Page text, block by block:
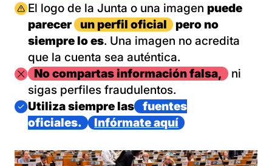
Imagen
El logo de la Junta o una imagen puede
parecer
un perfil oficial
pero no
siempre lo es. Una imagen no acredita
que la cuenta sea auténtica.
ImagenNo compartas información falsa,
ni
sigas perfiles fraudulentos.
Imagen
Utiliza siempre las
fuentes
oficiales.
Infórmate aquí